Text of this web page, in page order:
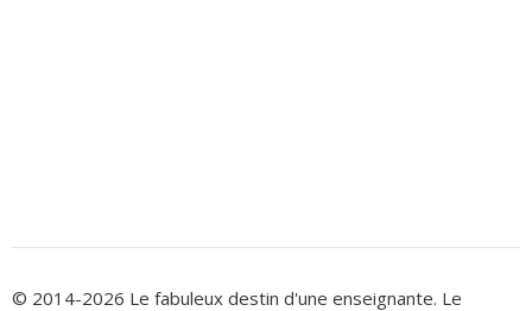
© 2014-2026 Le fabuleux destin d'une enseignante. Le